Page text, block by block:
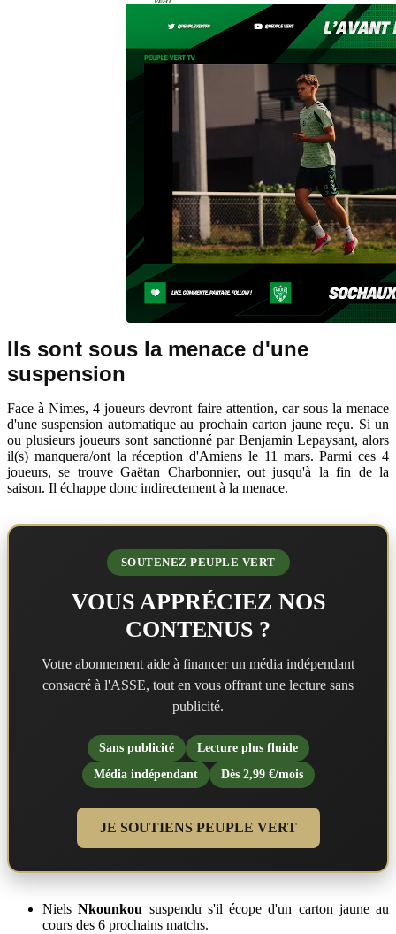
Ils sont sous la menace d'une
suspension
Face à Nimes, 4 joueurs devront faire attention, car sous la menace
d'une suspension automatique au prochain carton jaune reçu. Si un
ou plusieurs joueurs sont sanctionné par Benjamin Lepaysant, alors
il(s) manquera/ont la réception d'Amiens le 11 mars. Parmi ces 4
joueurs, se trouve Gaëtan Charbonnier, out jusqu'à la fin de la
saison. Il échappe donc indirectement à la menace.
SOUTENEZ PEUPLE VERT
VOUS APPRÉCIEZ NOS
CONTENUS ?
Votre abonnement aide à financer un média indépendant
consacré à l'ASSE, tout en vous offrant une lecture sans
publicité.
Sans publicité
Lecture plus fluide
Média indépendant
Dès 2,99 €/mois
JE SOUTIENS PEUPLE VERT
NielsNkounkou suspendu s'il écope d'un carton jaune au
cours des 6 prochains matchs.